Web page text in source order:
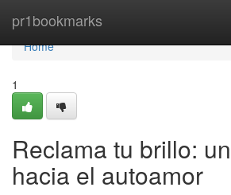
pr1bookmarks
Home
Home
1
Reclama tu brillo:
hacia el autoamor